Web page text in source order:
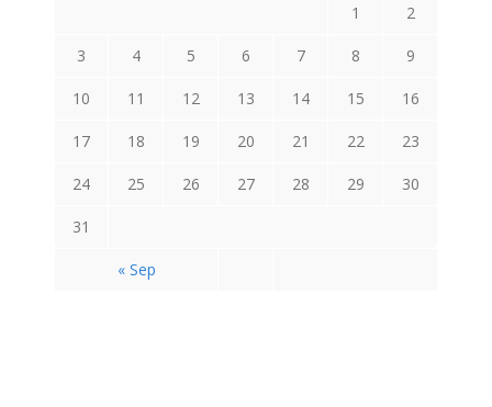
« Sep
1 2
3 4 5 6 7 8 9
10 11 12 13 14 15 16
17 18 19 20 21 22 23
24 25 26 27 28 29 30
31